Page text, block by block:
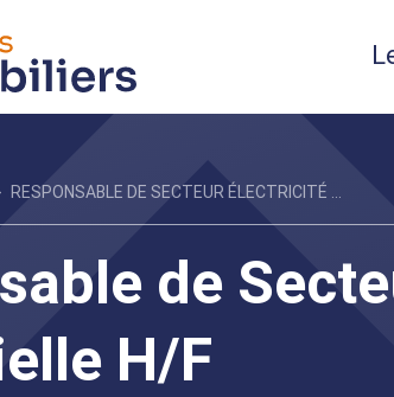
RESPONSABLE DE SECTEUR ÉLECTRICITÉ ...
de
H/F